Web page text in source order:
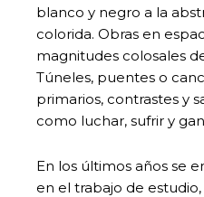
blanco y negro a la
colorida. Obras en
magnitudes colosales
Túneles, puentes o
primarios, contrastes y
como luchar, sufrir y
En los últimos años se
en el trabajo de